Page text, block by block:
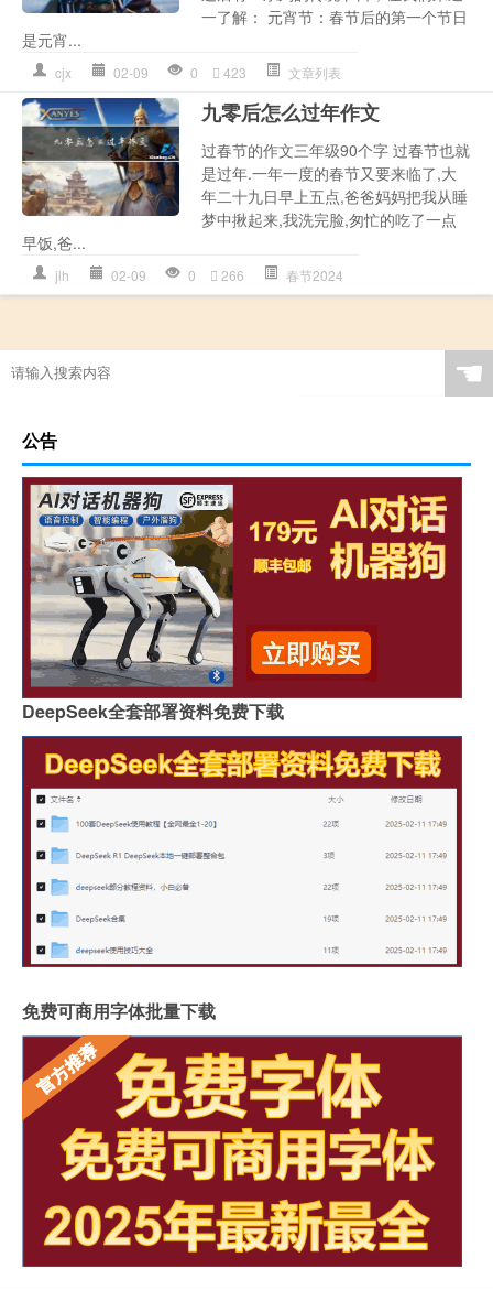
一了解： 元宵节：春节后的第一个节日
是元宵...
cjx 02-09 0 423 文章列表
九零后怎么过年作文
过春节的作文三年级90个字 过春节也就
是过年.一年一度的春节又要来临了,大
年二十九日早上五点,爸爸妈妈把我从睡
梦中揪起来,我洗完脸,匆忙的吃了一点
早饭,爸...
jlh 02-09 0 266 春节2024
☚
公告
DeepSeek全套部署资料免费下载
免费可商用字体批量下载